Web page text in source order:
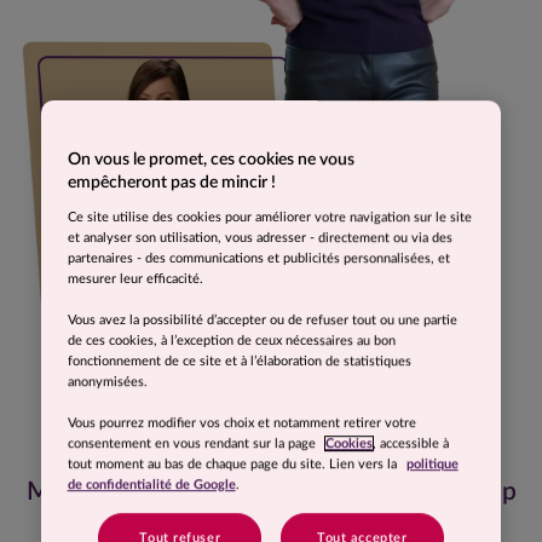
Mon histoire ressemble à celle de beaucoup
de femmes.
On vous le promet, ces cookies ne vous
empêcheront pas de mincir !
Ce site utilise des cookies pour améliorer votre navigation sur le site
et analyser son utilisation, vous adresser - directement ou via des
partenaires - des communications et publicités personnalisées, et
mesurer leur efficacité.
Vous avez la possibilité d’accepter ou de refuser tout ou une partie
de ces cookies, à l’exception de ceux nécessaires au bon
fonctionnement de ce site et à l’élaboration de statistiques
anonymisées.
Vous pourrez modifier vos choix et notamment retirer votre
consentement en vous rendant sur la page
Cookies, accessible à
tout moment au bas de chaque page du site. Lien vers la
politique
de confidentialité de Google.
Tout refuser Tout accepter